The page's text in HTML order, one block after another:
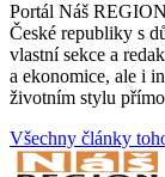
Portál Náš
České republiky s
vlastní sekce a
a ekonomice, ale i
životním stylu
Všechny články